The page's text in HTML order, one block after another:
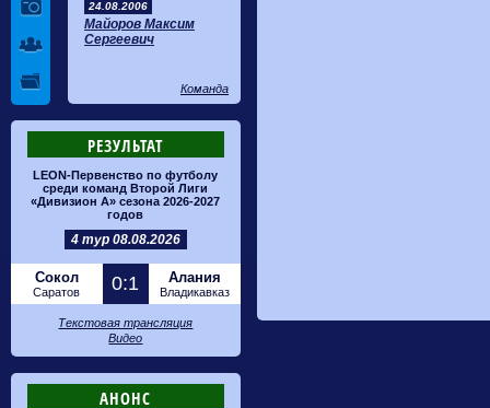
24.08.2006
Майоров Максим
Сергеевич
Команда
РЕЗУЛЬТАТ
LEON-Первенство по футболу
среди команд Второй Лиги
«Дивизион А» сезона 2026-2027
годов
4 тур 08.08.2026
Сокол
Саратов 0:1 Алания
Владикавказ
Текстовая трансляция
Видео
АНОНС